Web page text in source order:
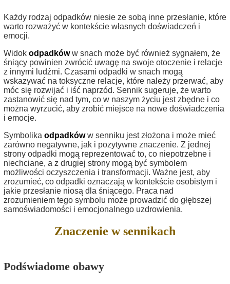
Każdy rodzaj odpadków niesie ze sobą inne przesłanie, które
warto rozważyć w kontekście własnych doświadczeń i
emocji.
Widok odpadkóww snach może być również sygnałem, że
śniący powinien zwrócić uwagę na swoje otoczenie i relacje
z innymi ludźmi. Czasami odpadki w snach mogą
wskazywać na toksyczne relacje, które należy przerwać, aby
móc się rozwijać i iść naprzód. Sennik sugeruje, że warto
zastanowić się nad tym, co w naszym życiu jest zbędne i co
można wyrzucić, aby zrobić miejsce na nowe doświadczenia
i emocje.
Symbolika odpadkóww senniku jest złożona i może mieć
zarówno negatywne, jak i pozytywne znaczenie. Z jednej
strony odpadki mogą reprezentować to, co niepotrzebne i
niechciane, a z drugiej strony mogą być symbolem
możliwości oczyszczenia i transformacji. Ważne jest, aby
zrozumieć, co odpadki oznaczają w kontekście osobistym i
jakie przesłanie niosą dla śniącego. Praca nad
zrozumieniem tego symbolu może prowadzić do głębszej
samoświadomości i emocjonalnego uzdrowienia.
Znaczenie w sennikach
Podświadome obawy